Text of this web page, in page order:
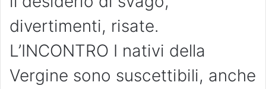
divertimenti, risate.
L’INCONTRO I nativi della
Vergine sono suscettibili, anche